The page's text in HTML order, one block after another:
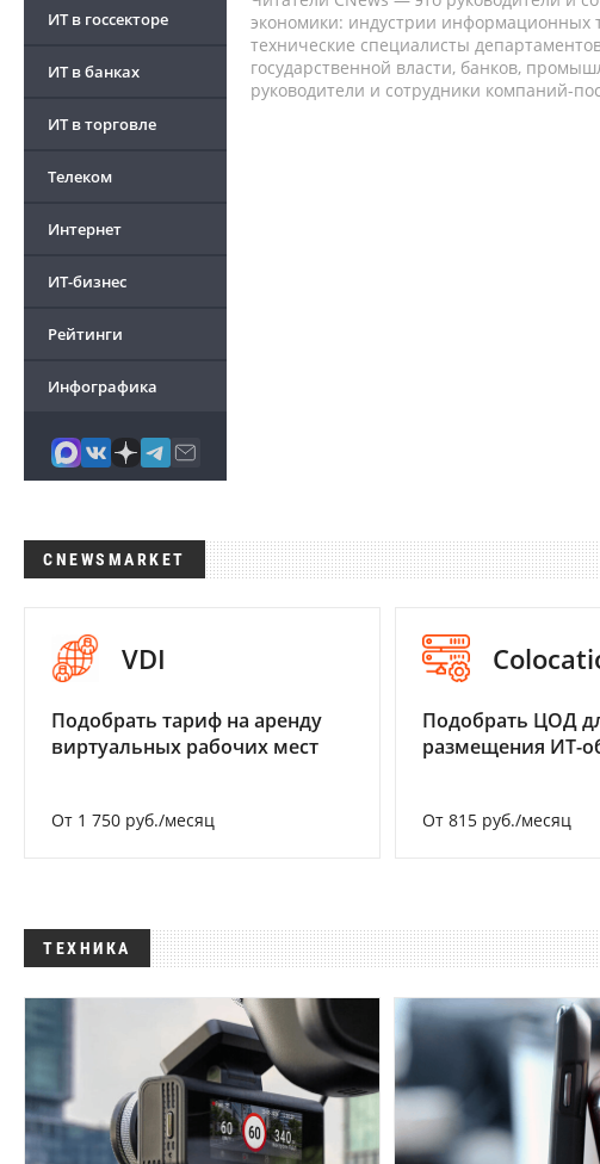
ИТ в госсекторе
ИТ в банках
ИТ в торговле
Телеком
Интернет
ИТ-бизнес
Рейтинги
Инфографика
экономики: индустрии информационных
технические специалисты
государственной власти, банков,
руководители и сотрудники компаний-
CNEWSMARKET
VDI
Подобрать тариф на аренду
виртуальных рабочих мест
От 1 750 руб./месяц
Подобрать ЦОД
размещения ИТ-
От 815 руб./месяц
ТЕХНИКА